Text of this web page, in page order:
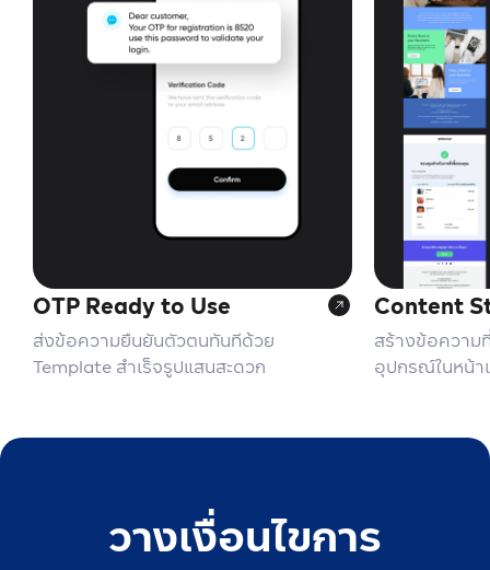
OTP Ready to Use
ส่งข้อความยืนยันตัวตนทันทีด้วย
Template สำเร็จรูปแสนสะดวก
Content
สร้างข้อความ
อุปกรณ์ในหน้า
วางเงื่อนไขการ